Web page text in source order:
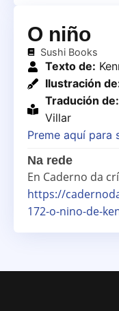
O niño
Sushi Books
Texto de:
Ilustración
Tradución de:
Villar
Preme aquí para
Na rede
En Caderno da
https://
172-o-nino-de-